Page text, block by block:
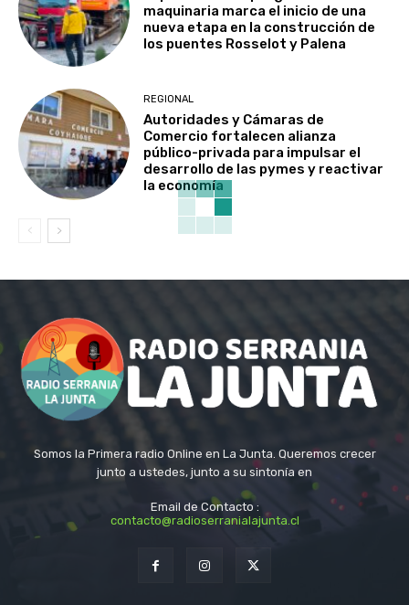
maquinaria marca el inicio de una
nueva etapa en la construcción de
los puentes Rosselot y Palena
REGIONAL
Autoridades y Cámaras de
Comercio fortalecen alianza
público-privada para impulsar el
desarrollo de las pymes y reactivar
la economía
Somos la Primera radio Online en La Junta. Queremos crecer
junto a ustedes, junto a su sintonía en
Email de Contacto :
contacto@radioserranialajunta.cl